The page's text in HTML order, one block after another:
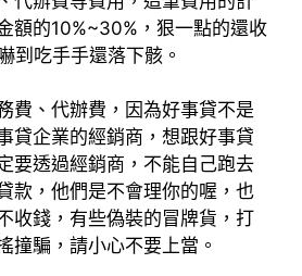
額的10%~30%，狠一點的還收
到吃手手還落下骸。
費、代辦費，因為好事貸不是
貸企業的經銷商，想跟好事貸
要透過經銷商，不能自己跑去
款，他們是不會理你的喔，也
收錢，有些偽裝的冒牌貨，打
撞騙，請小心不要上當。